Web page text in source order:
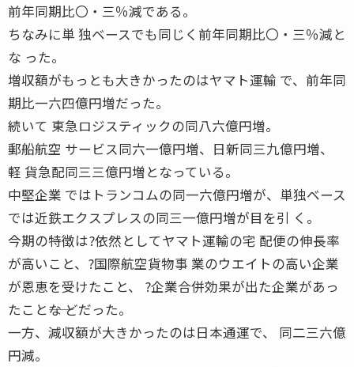
前年同期比〇・三％減である。
ちなみに単 独ベースでも同じく前年同期比〇・三％減と
な った。
増収額がもっとも大きかったのはヤマト運輸 で、前年同
期比一六四億円増だった。
続いて 東急ロジスティックの同八六億円増。
郵船航空 サービス同六一億円増、日新同三九億円増、
軽 貨急配同三三億円増となっている。
中堅企業 ではトランコムの同一六億円増が、単独ベース
では近鉄エクスプレスの同三一億円増が目を引 く。
今期の特徴は?依然としてヤマト運輸の宅 配便の伸長率
が高いこと、?国際航空貨物事 業のウエイトの高い企業
が恩恵を受けたこと、 ?企業合併効果が出た企業があっ
たこと――な どだった。
一方、減収額が大きかったのは日本通運で、 同二三六億
円減。